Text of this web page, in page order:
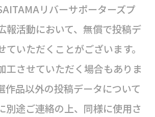
リバーサポーターズプ
報活動において、無償で投稿デ
ていただくことがございます。
工させていただく場合もありま
作品以外の投稿データについて
別途ご連絡の上、同様に使用さ